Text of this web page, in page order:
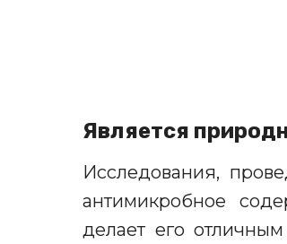
Является
Исследования,
антимикробное
делает его